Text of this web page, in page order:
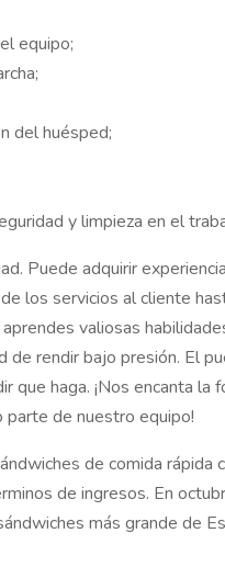
equipo;
del huésped;
y limpieza en el
Puede adquirir
los servicios al cliente
valiosas
de rendir bajo presión. El
haga. ¡Nos encanta la
de nuestro equipo!
de comida rápida
de ingresos. En
más grande de